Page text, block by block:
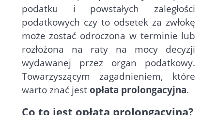
podatku i powstałych zaległości
podatkowych czy to odsetek za zwłokę
może zostać odroczona w terminie lub
rozłożona na raty na mocy decyzji
wydawanej przez organ podatkowy.
Towarzyszącym zagadnieniem, które
warto znać jest opłata prolongacyjna.
Co to jest opłata prolongacyjna?